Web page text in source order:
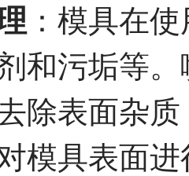
：模具在
和污垢等
除表面杂
模具表面